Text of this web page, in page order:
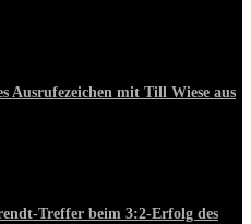
Ausrufezeichen mit Till Wiese aus
Treffer beim 3:2-Erfolg des